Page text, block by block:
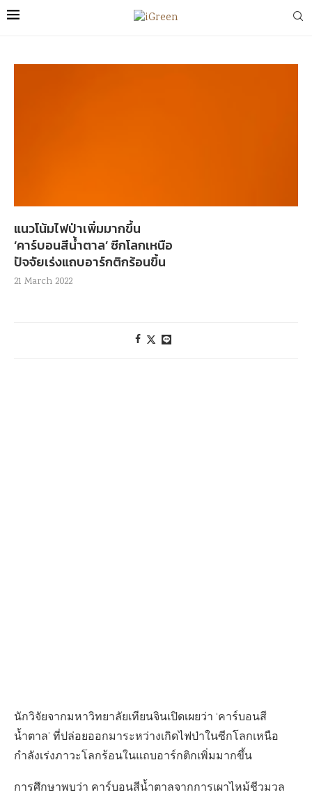
แนวโน้มไฟป่าเพิ่มมากขึ้น
‘คาร์บอนสีน้ำตาล’ ซีกโลกเหนือ
ปัจจัยเร่งแถบอาร์กติกร้อนขึ้น
21 March 2022
นักวิจัยจากมหาวิทยาลัยเทียนจินเปิดเผยว่า ‘คาร์บอนสี
น้ำตาล’ ที่ปล่อยออกมาระหว่างเกิดไฟป่าในซีกโลกเหนือ
กำลังเร่งภาวะโลกร้อนในแถบอาร์กติกเพิ่มมากขึ้น
การศึกษาพบว่า คาร์บอนสีน้ำตาลจากการเผาไหม้ชีวมวล